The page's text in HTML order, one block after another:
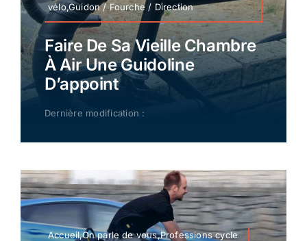
vélo,Guidon / Fourche / Direction
Faire De Sa Vieille Chambre
À Air Une Guidoline
D’appoint
Dernière modification :
Accueil,On parle de vous,Professions cycle